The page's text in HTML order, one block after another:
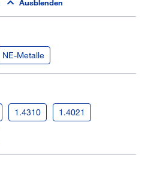
Ausblenden
NE-Metalle
1.4310 1.4021